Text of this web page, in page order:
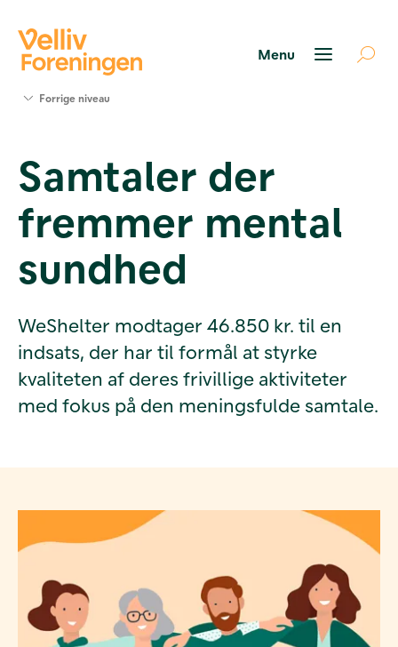
Værktøjer
og viden
Om Velliv
Foreningen
os
Forrige niveau
Samtaler der
fremmer mental
sundhed
WeShelter modtager 46.850 kr. til en
indsats, der har til formål at styrke
kvaliteten af deres frivillige aktiviteter
med fokus på den meningsfulde samtale.